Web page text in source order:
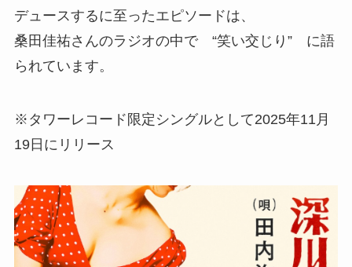
デュースするに至ったエピソードは、
桑田佳祐さんのラジオの中で “笑い交じり” に語
られています。
※タワーレコード限定シングルとして2025年11月
19日にリリース